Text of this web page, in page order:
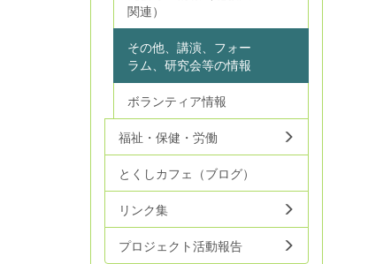
関連）
その他、講演、フォー
ラム、研究会等の情報
ボランティア情報
福祉・保健・労働
とくしカフェ（ブログ）
リンク集
プロジェクト活動報告